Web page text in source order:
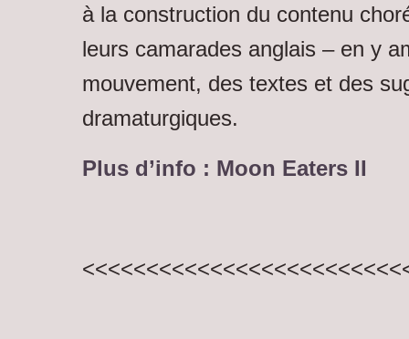
à la construction du contenu
leurs camarades anglais – en y
mouvement, des textes et des
dramaturgiques.
Plus d’info : Moon Eaters II